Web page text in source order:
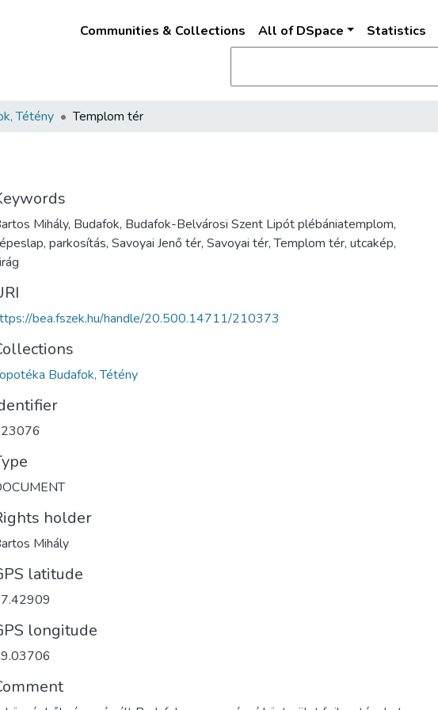
Communities & Collections All of DSpace Statistics
Tétény Templom tér
Mihály, Budafok, Budafok-Belvárosi Szent Lipót plébániatemplom,
parkosítás, Savoyai Jenő tér, Savoyai tér, Templom tér, utcakép,
bea.fszek.hu/handle/20.500.14711/210373
Budafok, Tétény
holder
Mihály
latitude
longitude